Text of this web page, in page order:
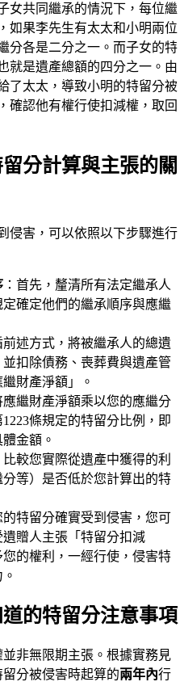
女共同繼承的情況下，每位繼
如果李先生有太太和小明兩位
分各是二分之一。而子女的特
就是遺產總額的四分之一。由
了太太，導致小明的特留分被
確認他有權行使扣減權，取回
分計算與主張的關
侵害，可以依照以下步驟進行
：首先，釐清所有法定繼承人
確定他們的繼承順序與應繼
前述方式，將被繼承人的總遺
扣除債務、喪葬費與遺產管
財產淨額」。
應繼財產淨額乘以您的應繼分
條規定的特留分比例，即
金額。
比較您實際從遺產中獲得的利
等）是否低於您計算出的特
的特留分確實受到侵害，您可
贈人主張「特留分扣減
的權利，一經行使，侵害特
的特留分注意事項
並非無限期主張。根據實務見
分被侵害時起算的兩年內行